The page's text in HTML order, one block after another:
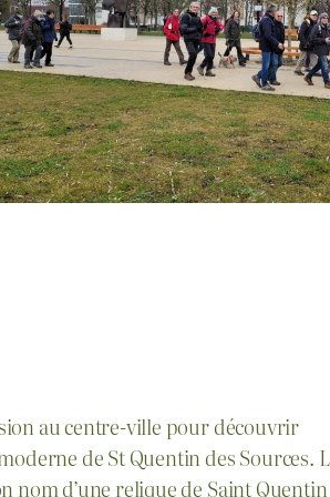
au centre-ville pour découvrir
de St Quentin des Sources.
nom d’une relique de Saint Quentin